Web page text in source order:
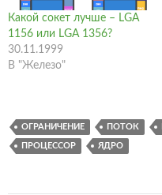
Какой сокет лучше – LGA
1156 или LGA 1356?
30.11.1999
В "Железо"
ОГРАНИЧЕНИЕ ПОТОК
ПРОЦЕССОР ЯДРО